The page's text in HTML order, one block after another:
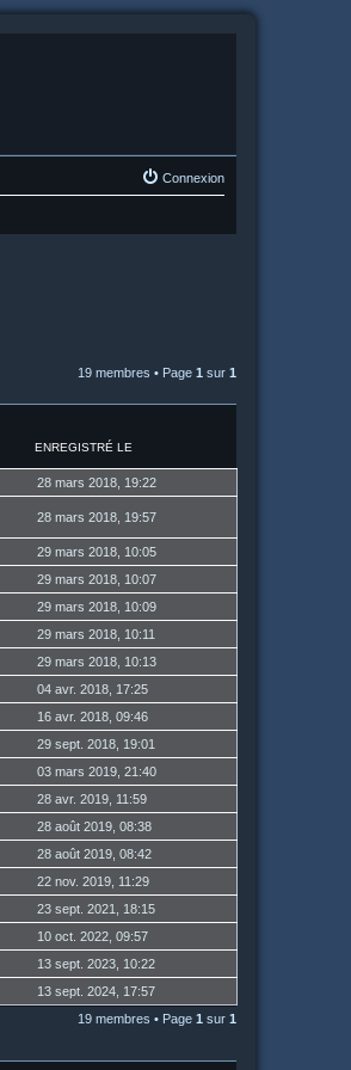
Connexion
19 membres • Page 1 sur 1
ENREGISTRÉ LE
28 mars 2018, 19:22
28 mars 2018, 19:57
29 mars 2018, 10:05
29 mars 2018, 10:07
29 mars 2018, 10:09
29 mars 2018, 10:11
29 mars 2018, 10:13
04 avr. 2018, 17:25
16 avr. 2018, 09:46
29 sept. 2018, 19:01
03 mars 2019, 21:40
28 avr. 2019, 11:59
28 août 2019, 08:38
28 août 2019, 08:42
22 nov. 2019, 11:29
23 sept. 2021, 18:15
10 oct. 2022, 09:57
13 sept. 2023, 10:22
13 sept. 2024, 17:57
19 membres • Page 1 sur 1